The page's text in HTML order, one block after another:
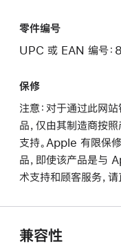
零件编号
UPC 或 EAN 编号
保修
注意：对于通过此网
品，仅由其制造商按
支持。Apple 有限保
品，即使该产品是与
术支持和顾客服务，请
兼容性